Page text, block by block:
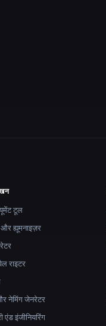
टूल
ह्यूमनाइज़र
राइटर
नेमिंग जेनरेटर
एंड इंजीनियरिंग